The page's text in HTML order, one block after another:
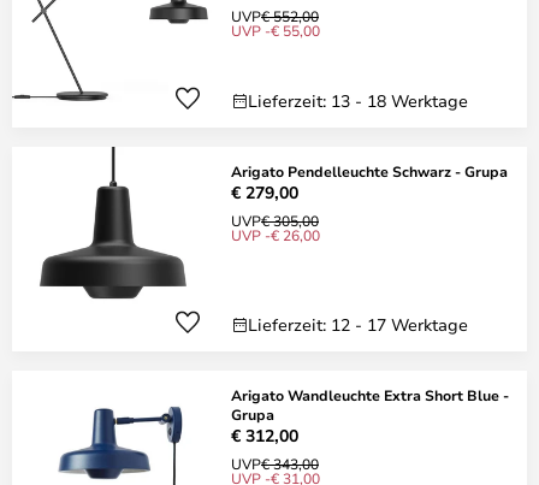
UVP€ 552,00
UVP -€ 55,00
Lieferzeit: 13 - 18 Werktage
Arigato Pendelleuchte Schwarz - Grupa
€ 279,00
UVP€ 305,00
UVP -€ 26,00
Lieferzeit: 12 - 17 Werktage
Arigato Wandleuchte Extra Short Blue -
Grupa
€ 312,00
UVP€ 343,00
UVP -€ 31,00